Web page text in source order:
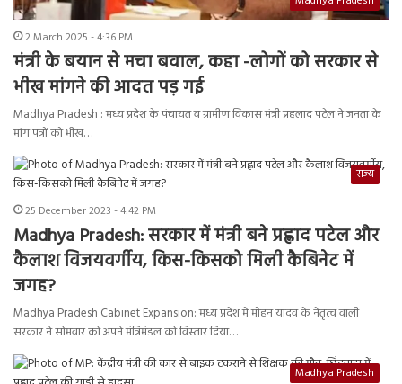
2 March 2025 - 4:36 PM
मंत्री के बयान से मचा बवाल, कहा -लोगों को सरकार से
भीख मांगने की आदत पड़ गई
Madhya Pradesh : मध्य प्रदेश के पंचायत व ग्रामीण विकास मंत्री प्रहलाद पटेल ने जनता के
मांग पत्रों को भीख…
राज्य
25 December 2023 - 4:42 PM
Madhya Pradesh: सरकार में मंत्री बने प्रह्लाद पटेल और
कैलाश विजयवर्गीय, किस-किसको मिली कैबिनेट में
जगह?
Madhya Pradesh Cabinet Expansion: मध्य प्रदेश में मोहन यादव के नेतृत्व वाली
सरकार ने सोमवार को अपने मंत्रिमंडल को विस्तार दिया…
Madhya Pradesh